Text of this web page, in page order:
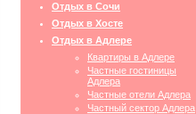
Отдых в Сочи
Отдых в Хосте
Отдых в Адлере
Квартиры в Адлере
Частные гостиницы
Адлера
Частные отели Адлера
Частный сектор Адлера